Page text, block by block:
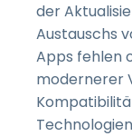
der
Austauschs
Apps fehlen
modernerer